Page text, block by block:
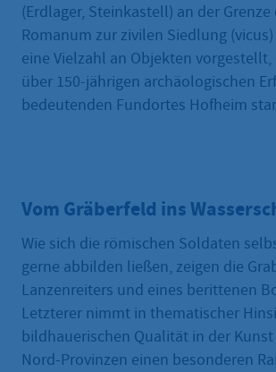
(Erdlager, Steinkastell) an der
Romanum zur zivilen Siedlung
eine Vielzahl an Objekten vorgestellt,
über 150-jährigen archäologischen
bedeutenden Fundortes Hofheim
Vom Gräberfeld ins
Wie sich die römischen Soldaten
gerne abbilden ließen, zeigen die
Lanzenreiters und eines berittenen
Letzterer nimmt in thematischer
bildhauerischen Qualität in der
Nord-Provinzen einen besonderen